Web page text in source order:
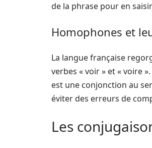
de la phrase pour en
Homophones et
La langue française
verbes « voir » et « voire
est une conjonction au
éviter des erreurs de
Les